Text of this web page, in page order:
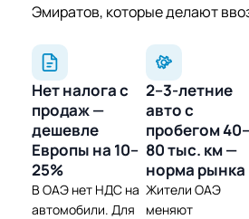
Эмиратов, которые делают
Нет налога с
продаж —
дешевле
Европы на 10–
25%
В ОАЭ нет НДС на
автомобили. Для
2–3-летние
авто с
пробегом 40–
80 тыс. км —
норма рынка
Жители ОАЭ
меняют